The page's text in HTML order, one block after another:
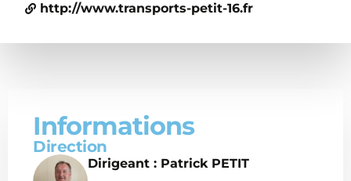
http://www.transports-petit-16.fr
Informations
Direction
Dirigeant : Patrick PETIT